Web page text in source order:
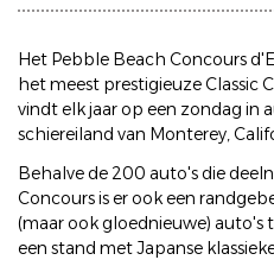
Het Pebble Beach Concours
het meest prestigieuze Classic
vindt elk jaar op een zondag in
schiereiland van Monterey,
Behalve de 200 auto's die
Concours is er ook een
(maar ook gloednieuwe) auto's
een stand met Japanse